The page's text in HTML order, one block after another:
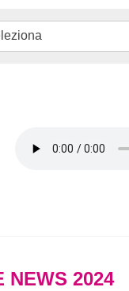
NEWS 2024